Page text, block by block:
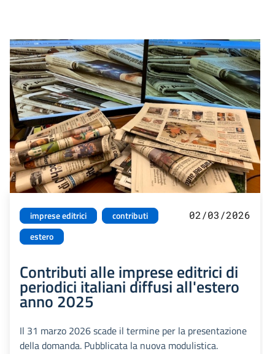
imprese editrici
contributi
estero
02/03/2026
Contributi alle imprese editrici di
periodici italiani diffusi all'estero
anno 2025
Il 31 marzo 2026 scade il termine per la presentazione
della domanda. Pubblicata la nuova modulistica.